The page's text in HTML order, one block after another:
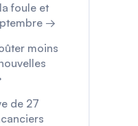
foule et
→
moins
de 27